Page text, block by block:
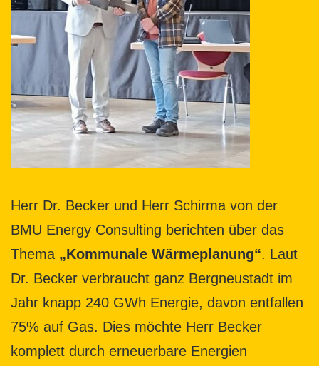
Herr Dr. Becker und Herr Schirma von der
BMU Energy Consulting berichten über das
Thema „Kommunale Wärmeplanung“. Laut
Dr. Becker verbraucht ganz Bergneustadt im
Jahr knapp 240 GWh Energie, davon entfallen
75% auf Gas. Dies möchte Herr Becker
komplett durch erneuerbare Energien